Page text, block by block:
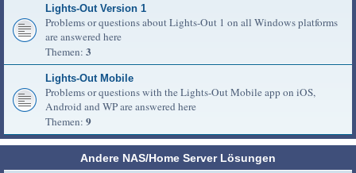
Lights-Out Version 1
Problems or questions about Lights-Out 1 on all Windows platforms
are answered here
Themen: 3
Lights-Out Mobile
Problems or questions with the Lights-Out Mobile app on iOS,
Android and WP are answered here
Themen: 9
Andere NAS/Home Server Lösungen